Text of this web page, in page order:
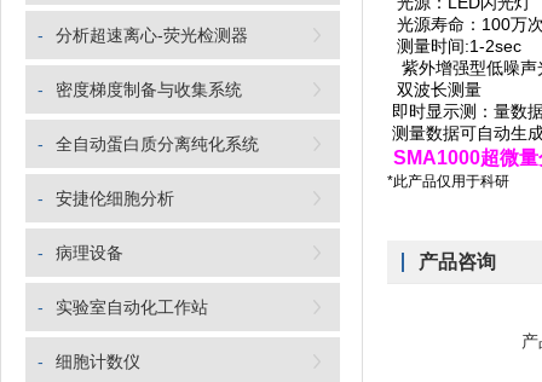
- 分析超速离心-荧光检测器
- 密度梯度制备与收集系统
- 全自动蛋白质分离纯化系统
- 安捷伦细胞分析
- 病理设备
- 实验室自动化工作站
- 细胞计数仪
光源寿命：100万
测量时间:1-2sec
紫外增强型低噪声
双波长测量
即时显示测：量数
测量数据可自动生
SMA1000超微
*此产品仅用于科研
产品咨询